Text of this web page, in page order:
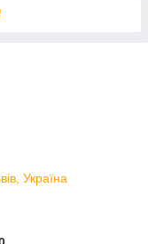
Україна